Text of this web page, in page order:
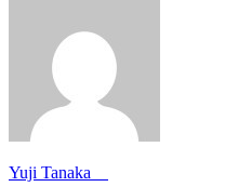
Yuji Tanaka